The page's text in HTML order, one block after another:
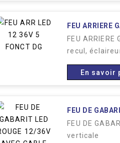
FEU ARRIERE
FEU
recul,
En savoir
FEU DE
FEU DE
verticale